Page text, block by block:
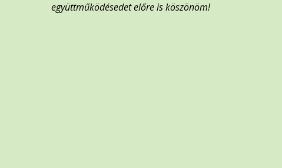
együttműködésedet előre is köszönöm!